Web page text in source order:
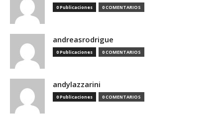
0 Publicaciones 0 COMENTARIOS
andreasrodrigue
0 Publicaciones 0 COMENTARIOS
andylazzarini
0 Publicaciones 0 COMENTARIOS